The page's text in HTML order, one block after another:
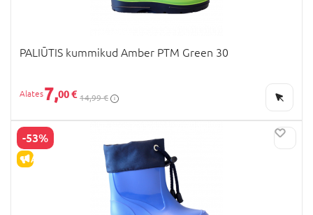
PALIŪTIS kummikud Amber PTM Green 30
7,00 € 14,99 €
-53%
ALLAHINDLUS